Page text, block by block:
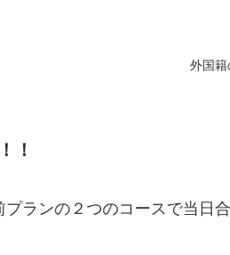
外国
！
ランの２つのコースで当日